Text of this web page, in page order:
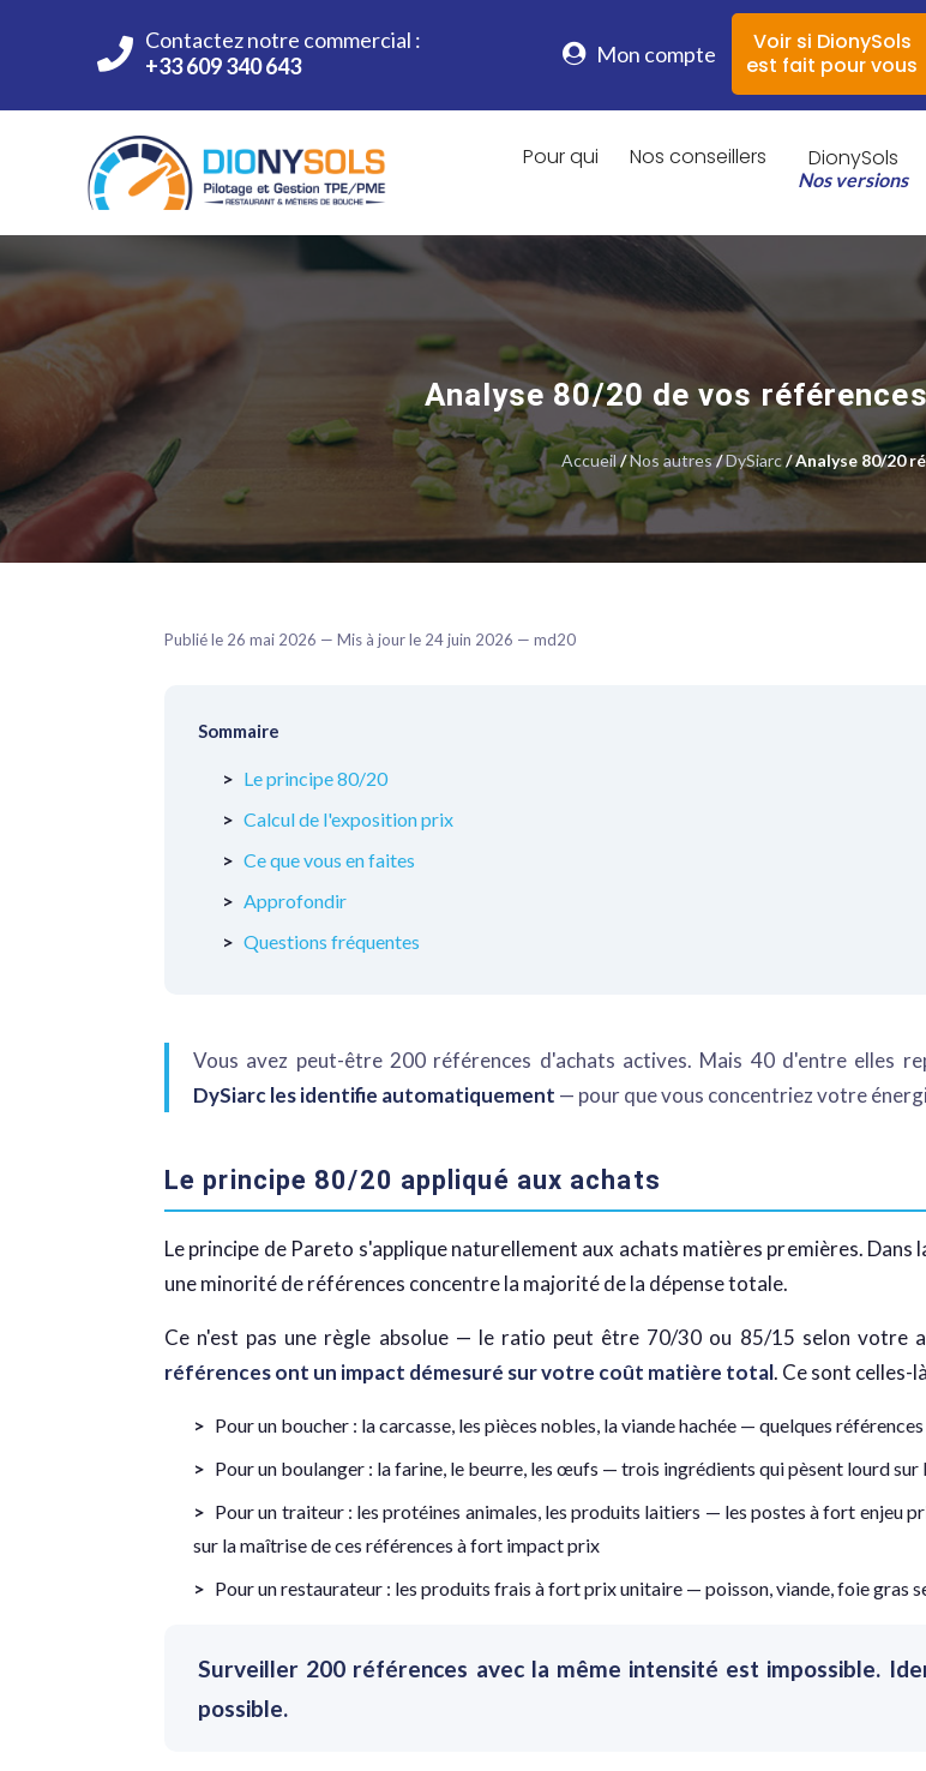
Contactez notre commercial :
+33 609 340 643
Mon compte
Voir si DionySols
est fait pour vous
Pour qui Nos conseillers DionySols
Nos versions
Analyse 80/20 de vos
Accueil/Nos autres/DySiarc/ Analyse 80/20
Publié le 26 mai 2026 — Mis à jour le 24 juin 2026 — md20
Sommaire
Le principe 80/20
Calcul de l'exposition prix
Ce que vous en faites
Approfondir
Questions fréquentes
Vous avez peut-être 200 références d'achats actives. Mais 40 d'entre elles
DySiarc les identifie automatiquement — pour que vous concentriez votre
Le principe 80/20 appliqué aux achats
Le principe de Pareto s'applique naturellement aux achats matières premières.
une minorité de références concentre la majorité de la dépense totale.
Ce n'est pas une règle absolue — le ratio peut être 70/30 ou 85/15 selon votre
références ont un impact démesuré sur votre coût matière total. Ce sont celles-
Pour un boucher : la carcasse, les pièces nobles, la viande hachée — quelques
Pour un boulanger : la farine, le beurre, les œufs — trois ingrédients qui pèsent lourd
Pour un traiteur : les protéines animales, les produits laitiers — les postes à fort enjeu
sur la maîtrise de ces références à fort impact prix
Pour un restaurateur : les produits frais à fort prix unitaire — poisson, viande, foie gras
Surveiller 200 références avec la même intensité est impossible.
possible.